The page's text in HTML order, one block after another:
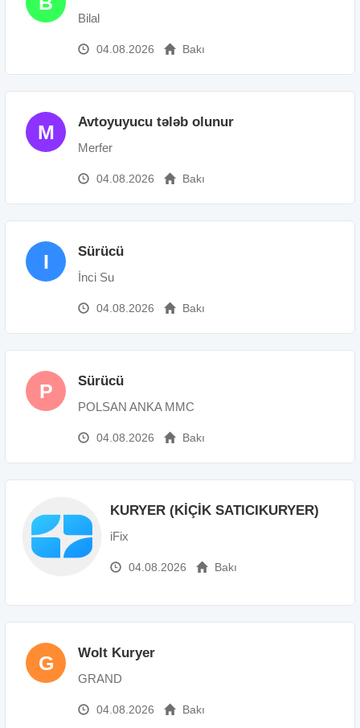
Bilal
04.08.2026 Bakı
M Avtoyuyucu tələb olunur
Merfer
04.08.2026 Bakı
I Sürücü
İnci Su
04.08.2026 Bakı
P Sürücü
POLSAN ANKA MMC
04.08.2026 Bakı
KURYER (KİÇİK SATICIKURYER)
iFix
04.08.2026 Bakı
G Wolt Kuryer
GRAND
04.08.2026 Bakı